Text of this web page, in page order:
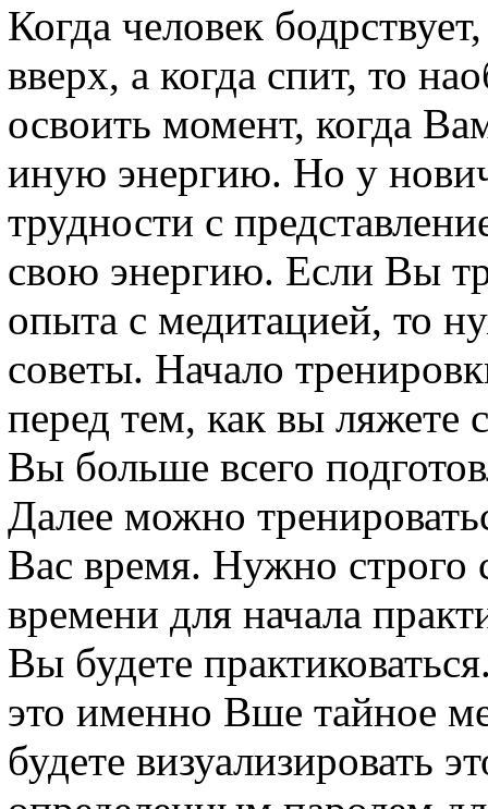
Когда человек
вверх, а когда спит, то
освоить момент, когда
иную энергию. Но у
трудности с
свою энергию. Если Вы
опыта с медитацией, то
советы. Начало
перед тем, как вы ляжете
Вы больше всего
Далее можно
Вас время. Нужно строго
времени для начала
Вы будете
это именно Вше тайное
будете визуализировать